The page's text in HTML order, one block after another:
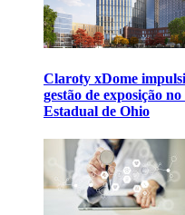
Claroty xDome
gestão de exposição
Estadual de Ohio